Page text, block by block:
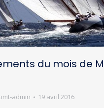
du mois de
admin 19 avril 2016